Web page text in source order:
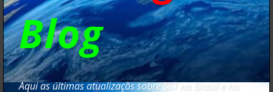
Blog
Aqui as últimas atualizaçõs sobre SST no Brasil e no